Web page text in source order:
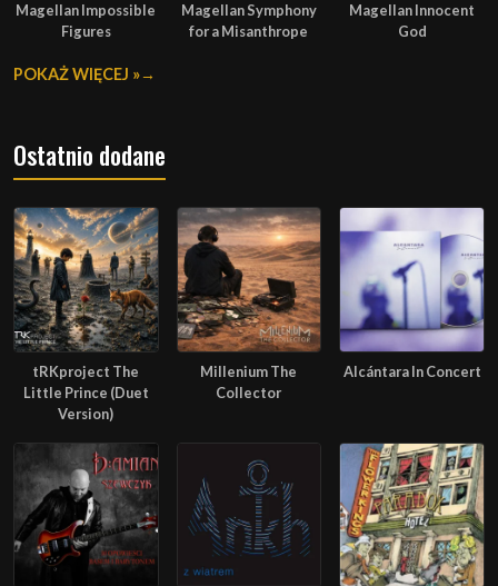
Magellan Impossible
Figures
Magellan Symphony
for a Misanthrope
Magellan Innocent
God
POKAŻ WIĘCEJ »
Ostatnio dodane
tRKproject The
Little Prince (Duet
Version)
Millenium The
Collector
Alcántara In Concert